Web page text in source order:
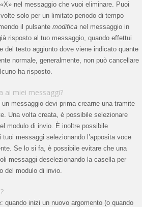
nel messaggio che vuoi eliminare. Puoi
solo per un limitato periodo di tempo
il pulsante modifica nel messaggio in
risposto al tuo messaggio, quando effettui
del testo aggiunto dove viene indicato quante
normale, generalmente, non può cancellare
ha risposto.
ai miei messaggi?
messaggio devi prima crearne una tramite
Una volta creata, è possibile selezionare
modulo di invio. È inoltre possibile
messaggi selezionando l’apposita voce
Se lo si fa, è possibile evitare che una
messaggi deselezionando la casella per
del modulo di invio.
quando inizi un nuovo argomento (o quando